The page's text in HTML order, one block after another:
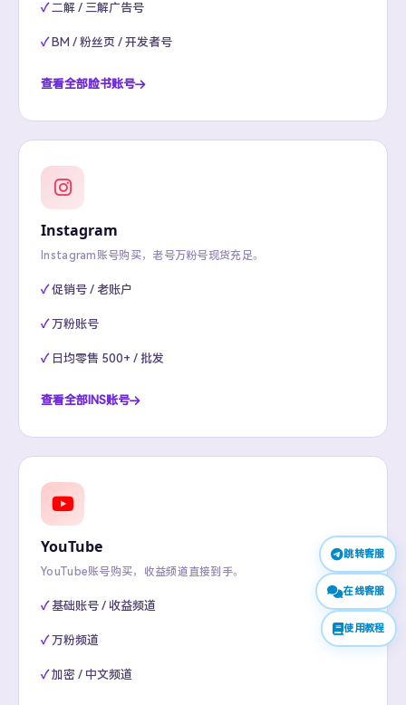
二解 / 三解广告号
BM / 粉丝页 / 开发者号
查看全部脸书账号
Instagram
Instagram账号购买，老号万粉号现货充足。
促销号 / 老账户
万粉账号
日均零售 500+ / 批发
查看全部INS账号
YouTube
YouTube账号购买，收益频道直接到手。
基础账号 / 收益频道
万粉频道
加密 / 中文频道
跳转客服
在线客服
使用教程